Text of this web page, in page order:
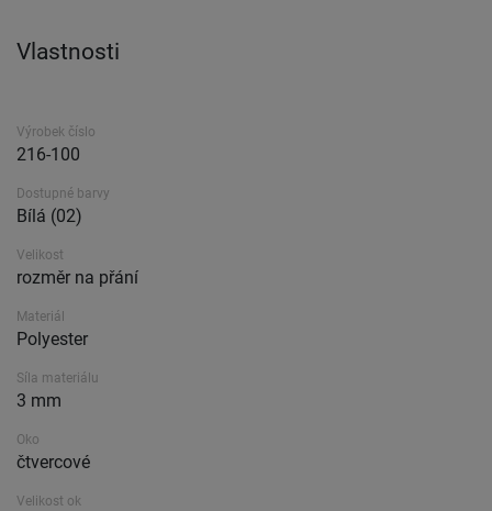
Vlastnosti
Výrobek číslo
216-100
Dostupné barvy
Bílá (02)
Velikost
rozměr na přání
Materiál
Polyester
Síla materiálu
3 mm
Oko
čtvercové
Velikost ok